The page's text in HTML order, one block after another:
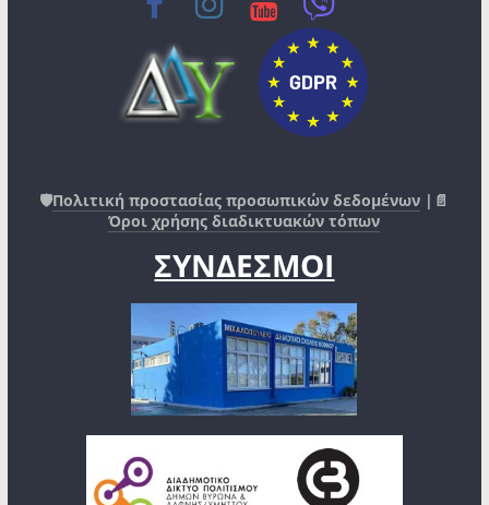
🛡️Πολιτική προστασίας προσωπικών δεδομένων |📄
Όροι χρήσης διαδικτυακών τόπων
ΣΥΝΔΕΣΜΟΙ